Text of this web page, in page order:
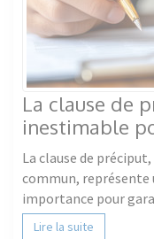
La clause de
inestimable
La clause de
commun, représente
importance pour
Lire la suite